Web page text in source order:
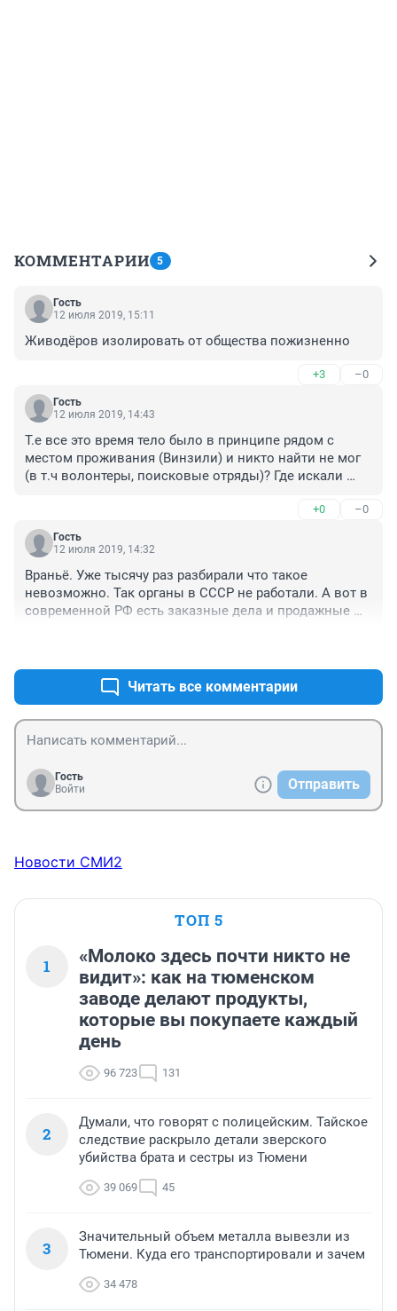
КОММЕНТАРИИ 5
Гость
12 июля 2019, 15:11
Живодёров изолировать от общества пожизненно
+3 –0
Гость
12 июля 2019, 14:43
Т.е все это время тело было в принципе рядом с
местом проживания (Винзили) и никто найти не мог
(в т.ч волонтеры, поисковые отряды)? Где искали
останки...Чудеса...
+0 –0
Гость
12 июля 2019, 14:32
Враньё. Уже тысячу раз разбирали что такое
невозможно. Так органы в СССР не работали. А вот в
современной РФ есть заказные дела и продажные
Читать все комментарии
Гость
Войти
Отправить
Новости СМИ2
ТОП 5
1
«Молоко здесь почти никто не
видит»: как на тюменском
заводе делают продукты,
которые вы покупаете каждый
день
96 723 131
2
Думали, что говорят с полицейским. Тайское
следствие раскрыло детали зверского
убийства брата и сестры из Тюмени
39 069 45
3
Значительный объем металла вывезли из
Тюмени. Куда его транспортировали и зачем
34 478